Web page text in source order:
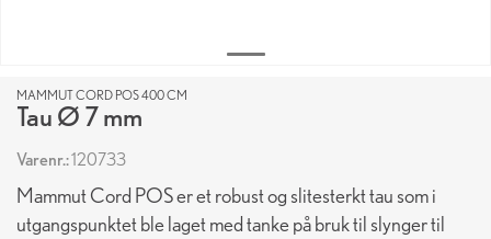
MAMMUT CORD POS 400 CM
Tau Ø 7 mm
Varenr.:120733
Mammut Cord POS er et robust og slitesterkt tau som i
utgangspunktet ble laget med tanke på bruk til slynger til